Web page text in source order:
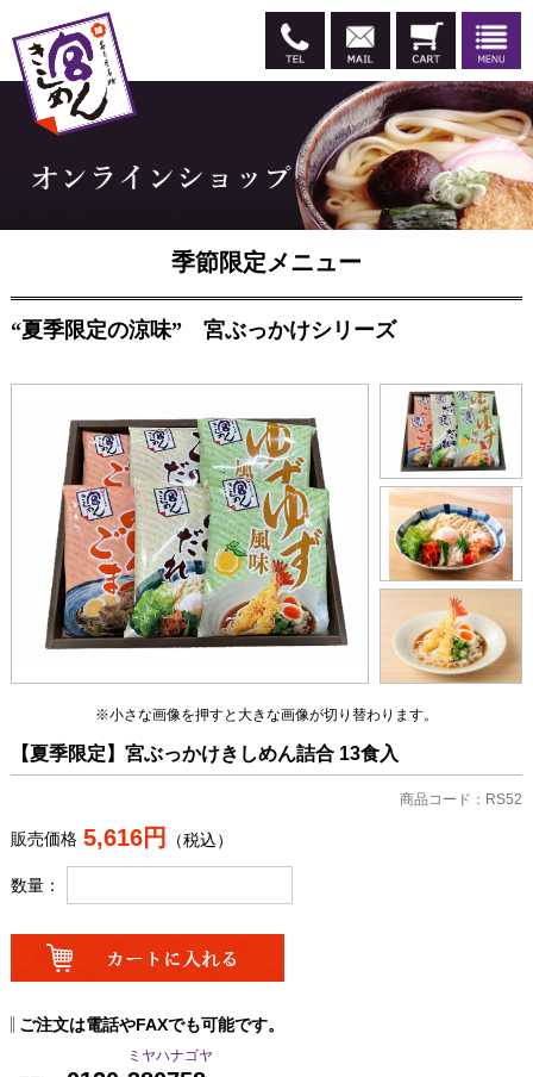
季節限定メニュー
“夏季限定の涼味” 宮ぶっかけシリーズ
※小さな画像を押すと大きな画像が切り替わります。
【夏季限定】宮ぶっかけきしめん詰合 13食入
商品コード：RS52
販売価格 5,616円 （税込）
数量：
ご注文は電話やFAXでも可能です。
ミヤハナゴヤ